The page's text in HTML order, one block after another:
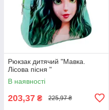
Рюкзак дитячий "Мавка.
Лісова пісня "
В наявності
203,37 ₴ 225,97 ₴